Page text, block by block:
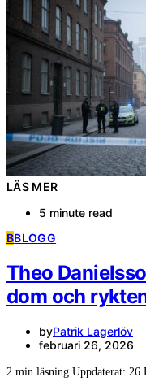
LÄS MER
5 minute read
BBLOGG
Theo
dom och
byPatrik Lagerlöv
februari 26, 2026
2 min läsning Uppdaterat: 26